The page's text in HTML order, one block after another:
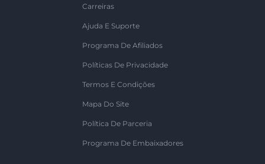
Carreiras
Ajuda E Suporte
Programa De Afiliados
Políticas De Privacidade
Termos E Condições
Mapa Do Site
Política De Parceria
Programa De Embaixadores